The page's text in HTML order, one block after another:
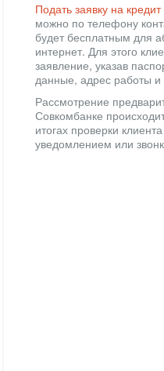
Подать заявку на
можно по телефону
будет бесплатным для
интернет. Для этого
заявление, указав
данные, адрес работы и
Рассмотрение
Совкомбанке
итогах проверки
уведомлением или